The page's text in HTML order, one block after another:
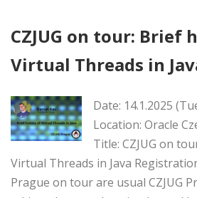
CZJUG on tour: Brief
Virtual Threads in
Date: 14.1.2025
Location: Oracle
Title: CZJUG on
Virtual Threads in Java
Prague on tour are usual CZJUG